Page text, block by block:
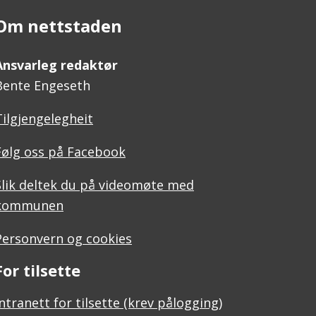
nettstaden
redaktør
Engeseth
oss på Facebook
deltek du på videomøte med
og cookies
tilsette
for tilsette (krev pålogging)